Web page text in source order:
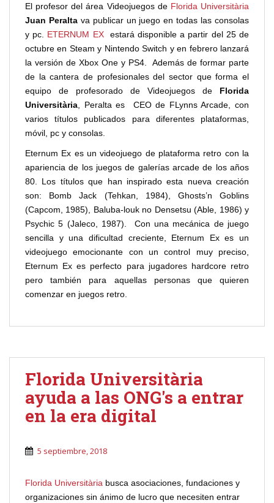
El profesor del área Videojuegos de Florida Universitària
Juan Peraltava publicar un juego en todas las consolas
y pc. ETERNUM EXestará disponible a partir del 25 de
octubre en Steam y Nintendo Switch y en febrero lanzará
la versión de Xbox One y PS4. Además de formar parte
de la cantera de profesionales del sector que forma el
equipo de profesorado de Videojuegos de Florida
Universitària , Peralta es CEO de FLynns Arcade, con
varios títulos publicados para diferentes plataformas,
móvil, pc y consolas.
Eternum Ex es un videojuego de plataforma retro con la
apariencia de los juegos de galerías arcade de los años
80. Los títulos que han inspirado esta nueva creación
son: Bomb Jack (Tehkan, 1984), Ghosts’n Goblins
(Capcom, 1985), Baluba-louk no Densetsu (Able, 1986) y
Psychic 5 (Jaleco, 1987). Con una mecánica de juego
sencilla y una dificultad creciente, Eternum Ex es un
videojuego emocionante con un control muy preciso,
Eternum Ex es perfecto para jugadores hardcore retro
pero también para aquellas personas que quieren
comenzar en juegos retro.
Florida Universitària
ayuda a las ONG's a entrar
en la era digital
5 septiembre, 2018
Florida Universitària busca asociaciones, fundaciones y
organizaciones sin ánimo de lucro que necesiten entrar